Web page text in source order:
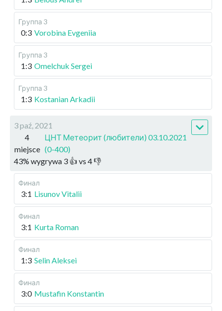
Группа 3
0:3 Vorobina Evgeniia
Группа 3
1:3 Omelchuk Sergei
Группа 3
1:3 Kostanian Arkadii
3 paź, 2021
4
miejsce
ЦНТ Метеорит (любители) 03.10.2021
(0-400)
43% wygrywa 3 👍 vs 4👎
Финал
3:1 Lisunov Vitalii
Финал
3:1 Kurta Roman
Финал
1:3 Selin Aleksei
Финал
3:0 Mustafin Konstantin